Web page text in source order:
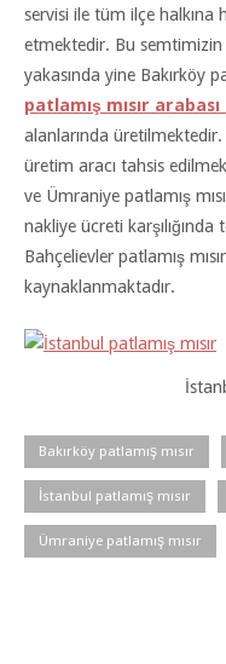
servisi ile tüm ilçe
etmektedir. Bu semtimizin
yakasında yine Bakırköy
patlamış mısır
alanlarında
üretim aracı tahsis
ve Ümraniye patlamış
nakliye ücreti
Bahçelievler patlamış
kaynaklanmaktadır.
Bakırköy patlamış mısır
İstanbul patlamış mısır
Ümraniye patlamış mısır